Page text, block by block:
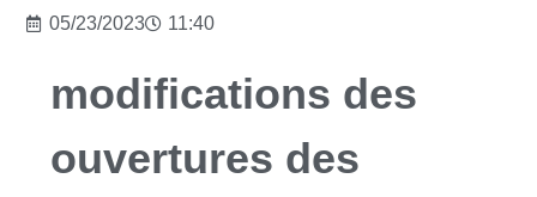
05/23/2023 11:40
modifications des
ouvertures des